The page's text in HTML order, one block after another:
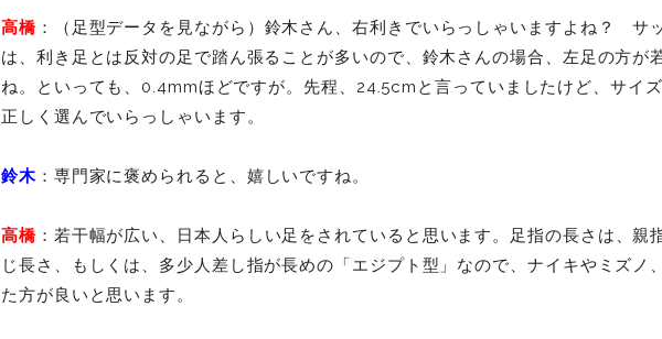
高橋 ：（足型データを見ながら）鈴木さん、右利きでいらっしゃいますよね？ サ
は、利き足とは反対の足で踏ん張ることが多いので、鈴木さんの場合、左足の方が
ね。といっても、0.4mmほどですが。先程、24.5cmと言っていましたけど、サイズ
正しく選んでいらっしゃいます。
鈴木：専門家に褒められると、嬉しいですね。
高橋 ：若干幅が広い、日本人らしい足をされていると思います。足指の長さは、親
じ長さ、もしくは、多少人差し指が長めの「エジプト型」なので、ナイキやミズノ
た方が良いと思います。